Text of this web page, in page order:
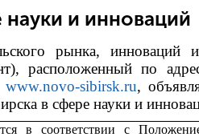
и инноваций
рынка, инноваций
расположенный по
www.novo-sibirsk.ru,
в сфере науки и
в соответствии с